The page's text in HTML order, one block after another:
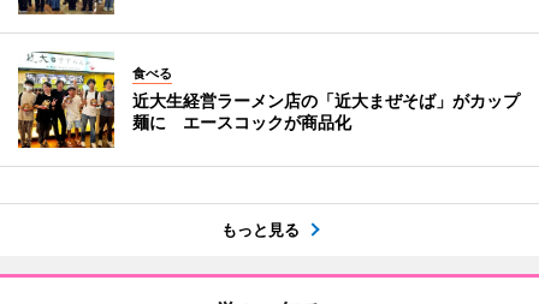
食べる
近大生経営ラーメン店の「近大まぜそば」がカップ
麺に エースコックが商品化
もっと見る